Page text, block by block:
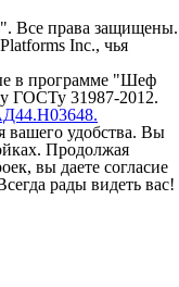
Все права защищены.
Inc., чья
в программе "Шеф
ГОСТу 31987-2012.
вашего удобства. Вы
Продолжая
вы даете согласие
рады видеть вас!